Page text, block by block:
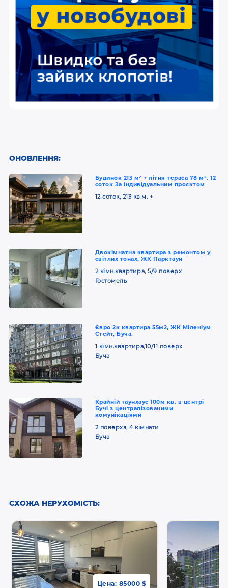
ОНОВЛЕННЯ:
Будинок 213 м² + літня тераса 78 м². 12
соток За індивідуальним проєктом
12 соток, 213 кв.м. +
Двокімнатна квартира з ремонтом у
світлих тонах, ЖК Парктаун
2 кімн.квартира, 5/9 поверх
Гостомель
Євро 2к квартира 55м2, ЖК Міленіум
Стейт, Буча.
1 кімн.квартира,10/11 поверх
Буча
Крайній таунхаус 100м кв. в центрі
Бучі з централізованими
комунікаціями
2 поверха, 4 кімнати
Буча
СХОЖА НЕРУХОМІСТЬ:
Цена: 85000 $